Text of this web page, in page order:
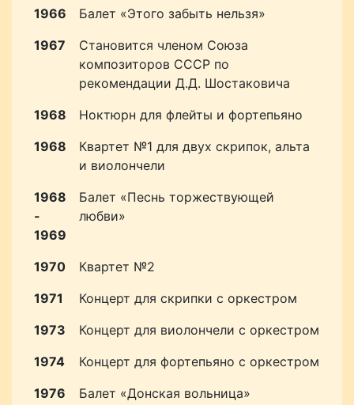
1966
Балет «Этого забыть нельзя»
1967
Становится членом Союза
композиторов СССР по
рекомендации Д.Д. Шостаковича
1968
Ноктюрн для флейты и фортепьяно
1968
Квартет №1 для двух скрипок, альта
и виолончели
1968
-
1969
Балет «Песнь торжествующей
любви»
1970
Квартет №2
1971
Концерт для скрипки с оркестром
1973
Концерт для виолончели с оркестром
1974
Концерт для фортепьяно с оркестром
1976
Балет «Донская вольница»